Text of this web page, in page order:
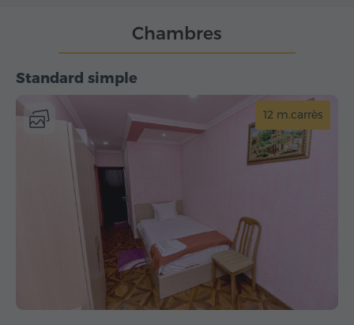
Standard simple
12 m.carrès
Chambres